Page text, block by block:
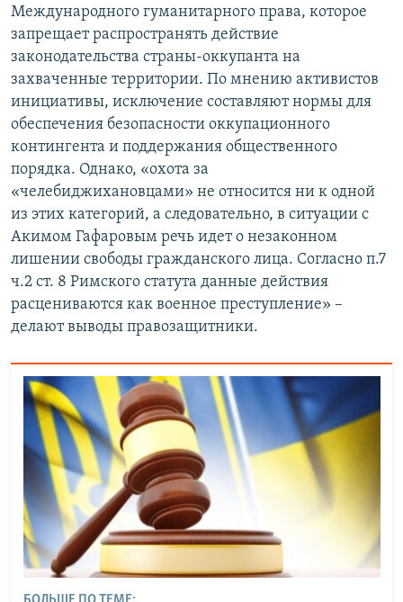
Международного гуманитарного права, которое
запрещает распространять действие
законодательства страны-оккупанта на
захваченные территории. По мнению активистов
инициативы, исключение составляют нормы для
обеспечения безопасности оккупационного
контингента и поддержания общественного
порядка. Однако, «охота за
«челебиджихановцами» не относится ни к одной
из этих категорий, а следовательно, в ситуации с
Акимом Гафаровым речь идет о незаконном
лишении свободы гражданского лица. Согласно п.7
ч.2 ст. 8 Римского статута данные действия
расцениваются как военное преступление» –
делают выводы правозащитники.